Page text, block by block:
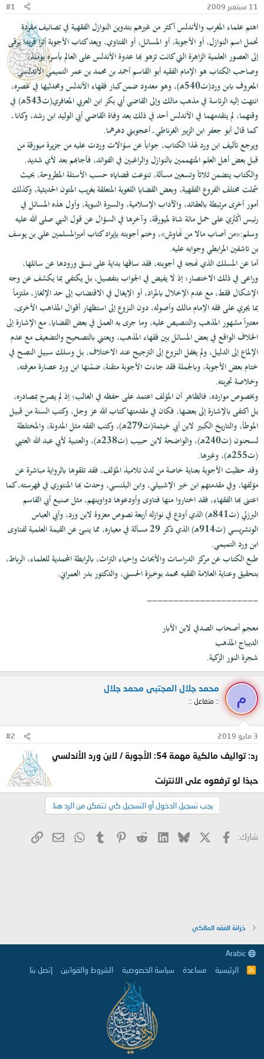
و
و
ع
ء
11 سبتمبر 2009 #1
اهتم علماء المغرب والأندلس أكثر من غيرهم بتدوين النوازل الفقهية في تصانيف مفردة
تحمل اسم النوازل، أو الأجوبة، أو المسائل، أو الفتاوي، ويعد كتاب الأجوبة أثرا فريدا يرقى
إلى العصور العلمية الزاهرة التي كانت تزهو بها عدوة الأندلس على العالم بأسره يومئذ،
وصاحب الكتاب هو الإمام الفقيه أبو القاسم أحمد بن محمد بن عمر التميمي الأندلسي
المعروف بابن ورد(ت540هـ)، وهو معدود ضمن كبار فقهاء الأندلس ومحدثيها في عصره،
انتهت إليه الرئاسة في مذهب مالك وإلى القاضي أبي بكر ابن العربي المعافري(ت543هـ) في
وقتهما، لم يتقدمهما في الأندلس أحد في ذلك بعد وفاة القاضي أبي الوليد ابن رشد، وكانا ـ
كما قال أبو جعفر ابن الزبير الغرناطي ـ أعجوبتي دهرهما.
ويرجع تأليف ابن ورد لهذا الكتاب، جواباً عن سؤالات وردت عليه من جزيرة ميورقة من
قبل بعض أهل العلم المتهممين بالنوازل والراغبين في الفوائد، فأجابهم بعد لأي شديد.
والكتاب يتضمن ثلاثاً وتسعين مسألة، تنوعت قضاياه حسب الأسئلة المطروحة، بحيث
شملت مختلف الفروع الفقهية، وبعض القضايا اللغوية المتعلقة بغريب المتون الحديثية، وكذلك
أمور أخرى مرتبطة بالعقائد، والآداب الإسلامية، والسيرة النبوية، وأول هذه المسائل في
رئيس اكْتُريَ على حمل مائة شاة لميورقة، وآخرها في السؤال عن قول النبي صلى الله عليه
وسلم:«من أصاب مالا من نَهاوِش»، وختم أجوبته بإيراد كتاب أميرالمسلمين علي بن يوسف
بن تاشفين المرابطي وجوابه عليه.
أما عن المسلك الذي نهجه في أجوبته، فقد ساقها بداية على نسق ورودها عن سائلها،
وراعى في ذلك الاختصار؛ إذ لا يفيض في الجواب بتفصيل، بل يكتفي بما يكشف عن وجه
الإشكال فقط، مع عدم الإخلال بالمراد، أو الإيغال في الاقتضاب إلى حد الإلغاز، ملتزماً
بما يجري على فقه الإمام مالك وأصوله، دون النزوع إلى استظهار أقوال المذاهب الأخرى،
معتبراً مشهور المذهب والتنصيص عليه، وما جرى به العمل في بعض القضايا، مع الإشارة إلى
الخلاف الواقع في بعض المسائل بين فقهاء المذهب، ويعتني بالتصحيح والتضعيف مع عدم
الإلماع إلى الدليل، ولم يغفل النزوع إلى الترجيح عند الاختلاف، بل وسلك سبيل النصح في
ختام بعض الأجوبة، وبالجملة فقد جاءت الأجوبة متقنة، ضمّنها ابن ورد عصارة معرفته،
وخلاصة تجربته.
وبخصوص موارده، فالظاهر أن المؤلف اعتمد على حفظه في الغالب؛ إذ لم يصرح بمصادره،
بل اكتفى بالإشارة إلى بعضها، فكان في مقدمتها كتاب الله عز وجل، وكتب السنة من قبيل
الموطأ، والتاريخ الكبير لابن أبي خيثمة(ت279هـ)، وكتب الفقه مثل المدونة، والمختلطة
لسحنون (ت240هـ)، والواضحة لابن حبيب (ت238هـ)، والعتبية لأبي عبد الله العتبي
(ت255هـ)، وغيرها.
وقد حظيت الأجوبة بعناية خاصة من لدن تلاميذ المؤلف، فقد تلقوها بالرواية مباشرة عن
مؤلفها، وفي مقدمتهم ابن خير الإشبيلي، وابن البلنسي، وحدث بها المنتوري في فهرسته، كما
اعتنى بها الفقهاء، فقد اختاروا منها فتاوى وأودعوها دواوينهم، مثل صنيع أبي القاسم
البرزلي (ت841هـ) الذي أودع في نوازله أربعة نصوص معزوة لابن ورد، وأبي العباس
الونشريسي (ت914هـ) الذي ذكر 29 مسألة في معياره، مما ينبئ عن القيمة العلمية لفتاوى
ابن ورد التميمي.
طبع الكتاب عن مركز الدراسات والأبحاث وإحياء التراث، بالرابطة المحمدية للعلماء، الرباط،
بتحقيق وعناية العلامة الفقيه محمد بوخبزة الحسني، والدكتور بدر العمراني.
---------------------
معجم أصحاب الصدفي لابن الأبار
الديباج المذهب
شجرة النور الزكية.
م
محمد جلال المجتبى محمد جلال
:: متفاعل ::
3 مايو 2019 #2
رد: تواليف مالكية مهمة 54: الأجوبة / لابن ورد الأندلسي
حبذا لو ترفعوه على الانترنت
يجب تسجيل الدخول أو التسجيل كي تتمكن من الرد هنا.
شارك: فيسبوك Bluesky
LinkedIn
Reddit
Pinterest
Tumblr
WhatsApp
البريد
خزانة الفقه المالكي
R
الرئيسية مساعدة سياسة الخصوصية الشروط والقوانين إتصل بنا